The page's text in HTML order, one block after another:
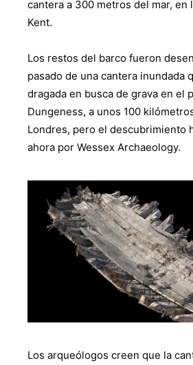
cantera a 300 metros del mar, en
Kent.
Los restos del barco fueron
pasado de una cantera inundada
dragada en busca de grava en el
Dungeness, a unos 100
Londres, pero el descubrimiento
ahora por Wessex Archaeology.
Los arqueólogos creen que la